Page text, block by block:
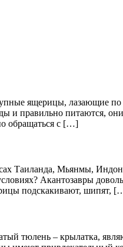
ящерицы, лазающие
и правильно питаются,
обращаться с […]
Таиланда, Мьянмы,
Акантозавры
подскакивают, шипят,
тюлень – крылатка,